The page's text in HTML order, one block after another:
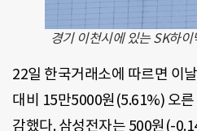
경기 이천시에 있는 SK하
22일 한국거래소에 따르면 이
대비 15만5000원(5.61%) 오
감했다. 삼성전자는 500원(-